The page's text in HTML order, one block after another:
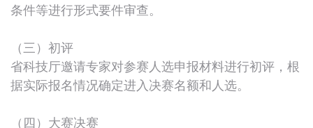
条件等进行形式要件审查。
（三）初评
省科技厅邀请专家对参赛人选申报材料进行初评，根
据实际报名情况确定进入决赛名额和人选。
（四）大赛决赛